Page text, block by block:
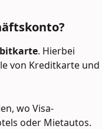
. Hierbei
von Kreditkarte und
wo Visa-
oder Mietautos.